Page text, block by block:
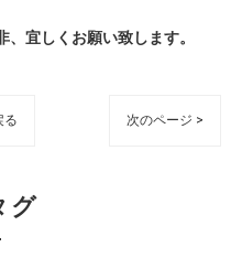
宜しくお願い致します。
る 次のページ >
グ